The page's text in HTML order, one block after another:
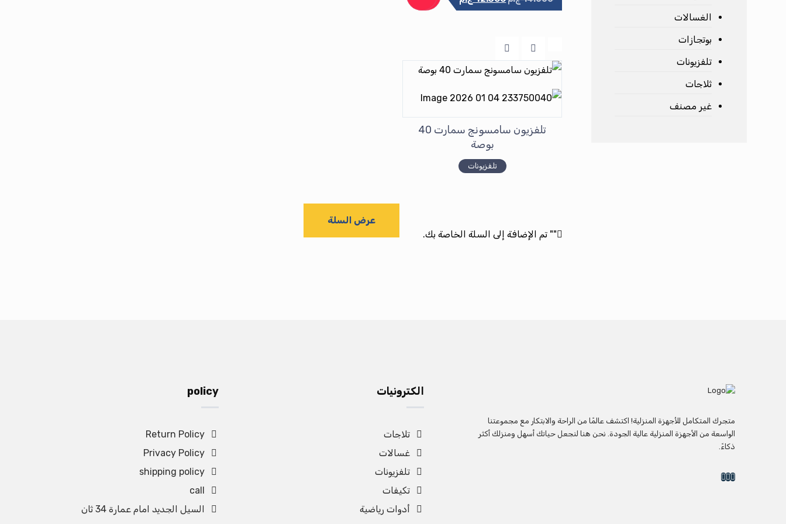
تلفزيون سامسونج سمارت 40
بوصة
تلفزيونات
"" تم الإضافة إلى السلة الخاصة بك.
عرض السلة
الغسالات
بوتجازات
تلفزيونات
ثلاجات
غير مصنف
متجرك المتكامل للأجهزة المنزلية! اكتشف عالمًا من الراحة والابتكار مع مجموعتنا
الواسعة من الأجهزة المنزلية عالية الجودة. نحن هنا لنجعل حياتك أسهل ومنزلك أكثر
ذكاءً.
الكترونيات
تلاجات
غسالات
تلفزيونات
تكيفات
أدوات رياضية
policy
Return Policy
Privacy Policy
shipping policy
call
السيل الجديد امام عمارة 34 ثان